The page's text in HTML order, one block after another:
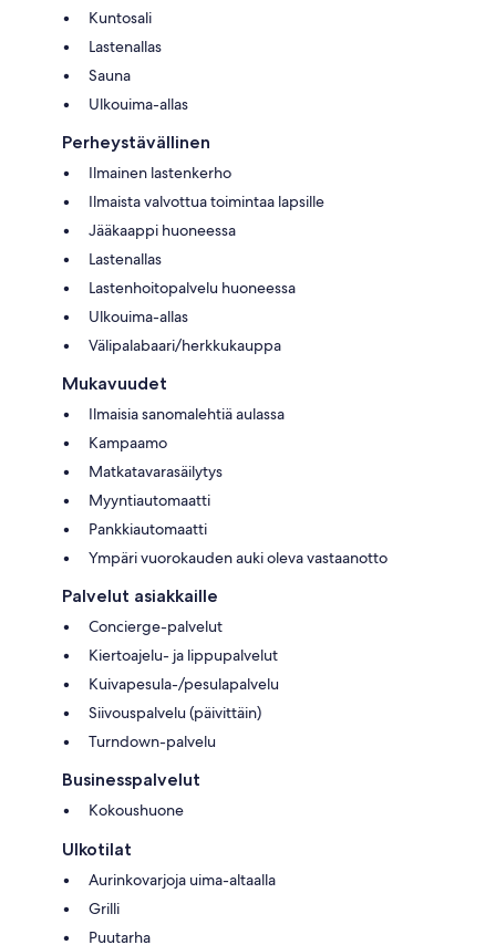
Kuntosali
Lastenallas
Sauna
Ulkouima-allas
Perheystävällinen
Ilmainen lastenkerho
Ilmaista valvottua toimintaa lapsille
Jääkaappi huoneessa
Lastenallas
Lastenhoitopalvelu huoneessa
Ulkouima-allas
Välipalabaari/herkkukauppa
Mukavuudet
Ilmaisia sanomalehtiä aulassa
Kampaamo
Matkatavarasäilytys
Myyntiautomaatti
Pankkiautomaatti
Ympäri vuorokauden auki oleva vastaanotto
Palvelut asiakkaille
Concierge-palvelut
Kiertoajelu- ja lippupalvelut
Kuivapesula-/pesulapalvelu
Siivouspalvelu (päivittäin)
Turndown-palvelu
Businesspalvelut
Kokoushuone
Ulkotilat
Aurinkovarjoja uima-altaalla
Grilli
Puutarha